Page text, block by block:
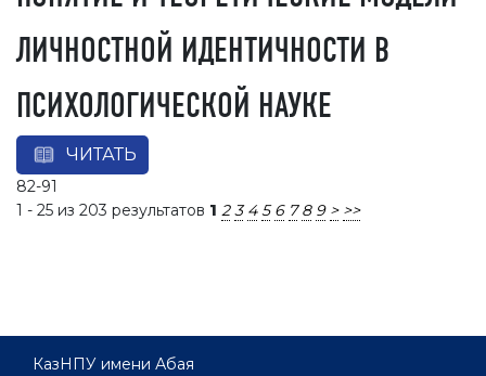
ЛИЧНОСТНОЙ ИДЕНТИЧНОСТИ В
ПСИХОЛОГИЧЕСКОЙ НАУКЕ
ЧИТАТЬ
82-91
1 - 25 из 203 результатов 1 2 3 4 5 6 7 8 9 > >>
КазНПУ имени Абая